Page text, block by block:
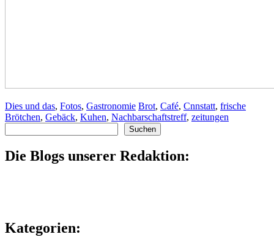
Dies und das, Fotos, Gastronomie Brot, Café, Cnnstatt, frische
Brötchen, Gebäck, Kuhen, Nachbarschaftstreff, zeitungen
Suchen
Die Blogs unserer Redaktion:
Kategorien: